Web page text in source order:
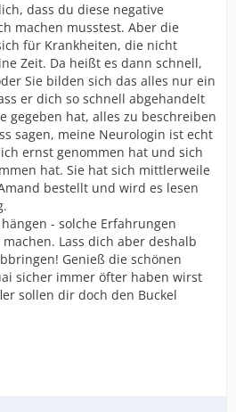
dass du diese negative
machen musstest. Aber die
für Krankheiten, die nicht
Zeit. Da heißt es dann schnell,
Sie bilden sich das alles nur ein
er dich so schnell abgehandelt
gegeben hat, alles zu beschreiben
sagen, meine Neurologin ist echt
ernst genommen hat und sich
hat. Sie hat sich mittlerweile
bestellt und wird es lesen
- solche Erfahrungen
Lass dich aber deshalb
Genieß die schönen
sicher immer öfter haben wirst
sollen dir doch den Buckel